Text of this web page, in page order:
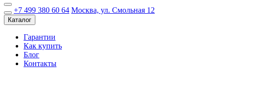
+7 499 380 60 64 Москва, ул. Смольная 12
Каталог
Гарантии
Как купить
Блог
Контакты